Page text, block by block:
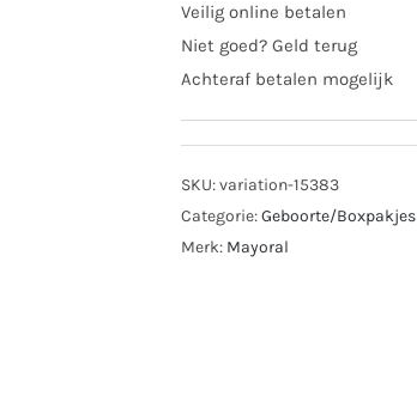
Veilig online betalen
Niet goed? Geld terug
Achteraf betalen mogelijk
SKU:variation-15383
Categorie:Geboorte/Boxpakjes
Merk: Mayoral